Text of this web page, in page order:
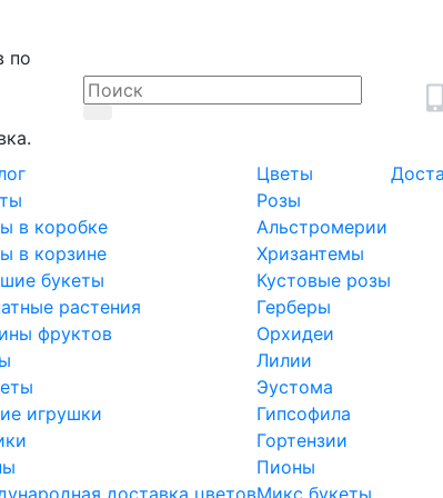
по
в коробке
в корзине
букеты
растения
фруктов
игрушки
доставка цветов
Цветы
Розы
Альстромерии
Хризантемы
Кустовые розы
Герберы
Орхидеи
Лилии
Эустома
Гипсофила
Гортензии
Пионы
Микс букеты